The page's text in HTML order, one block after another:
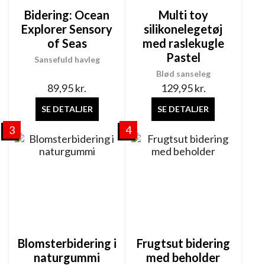
Sansefuld havleg
Bidering: Ocean
Explorer Sensory
of Seas
89,95kr.
SE DETALJER
Blød sanseleg
Multi toy
silikonelegetøj
med raslekugle
Pastel
129,95kr.
SE DETALJER
3
Blomsterbidering i
naturgummi
4
Frugtsut bidering
med beholder